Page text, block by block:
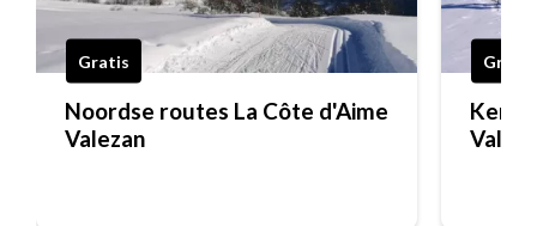
Gratis
Noordse routes La Côte d'Aime
Valezan
Gratis